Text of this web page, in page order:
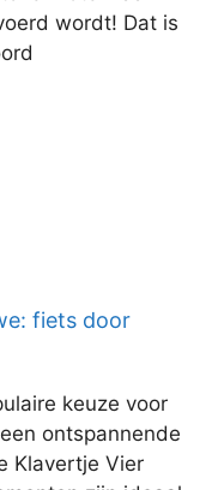
wordt! Dat is
fiets door
keuze voor
ontspannende
Klavertje Vier